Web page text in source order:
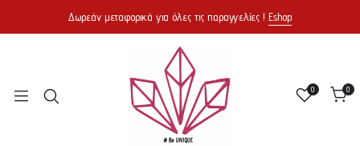
Δωρεάν μεταφορικά για όλες τις παραγγελίες ! Eshop
0 0